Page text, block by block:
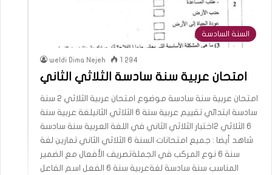
السنة السادسة
weldi Dima Nejeh 1 294
امتحان عربية سنة سادسة الثلاثي الثاني
امتحان عربية سنة سادسة موضوع امتحان عربية الثلاثي 2 سنة
سادسة ابتدائي تقييم عربية سنة 6 الثلاثي الثانيلغة عربية سنة
6 الثلاثي 2اختبار الثلاثي الثاني في اللغة العربية سنة سادسة
شاهد أيضا : جميع امتحانات السنة 6 الثلاثي الثاني تمارين لغة
سنة 6 نوع المركب في الجملةتصريف الأفعال مع الضمير
المناسب سنة سادسة لغةعربية سنة 6 الفعل اسم الفاعل